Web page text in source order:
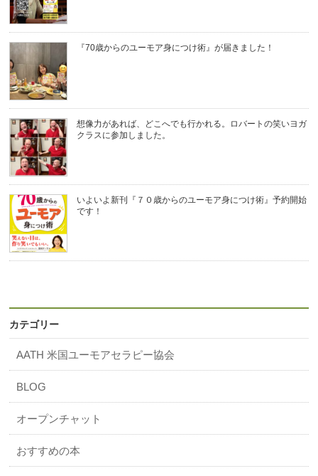
『70歳からのユーモア身につけ術』が届きました！
想像力があれば、どこへでも行かれる。ロバートの笑いヨガ
クラスに参加しました。
いよいよ新刊『７０歳からのユーモア身につけ術』予約開始
です！
カテゴリー
AATH 米国ユーモアセラピー協会
BLOG
オープンチャット
おすすめの本